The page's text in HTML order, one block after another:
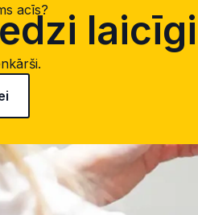
acīs? laicīgi